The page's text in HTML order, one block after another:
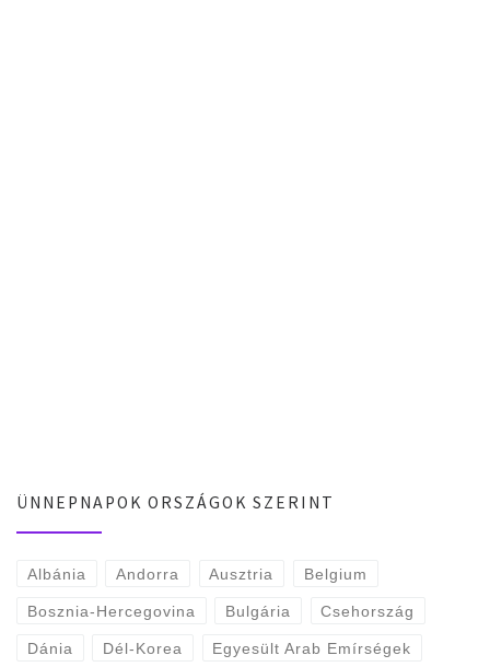
ÜNNEPNAPOK ORSZÁGOK SZERINT
Albánia Andorra Ausztria Belgium
Bosznia-Hercegovina Bulgária Csehország
Dánia Dél-Korea Egyesült Arab Emírségek